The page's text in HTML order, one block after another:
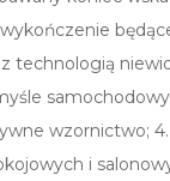
technologią
wzornictwo;
i